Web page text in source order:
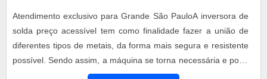
Atendimento exclusivo para Grande São PauloA inversora de
solda preço acessível tem como finalidade fazer a união de
diferentes tipos de metais, da forma mais segura e resistente
possível. Sendo assim, a máquina se torna necessária e pode
ser utilizada em quase todos os metais.o produto garante